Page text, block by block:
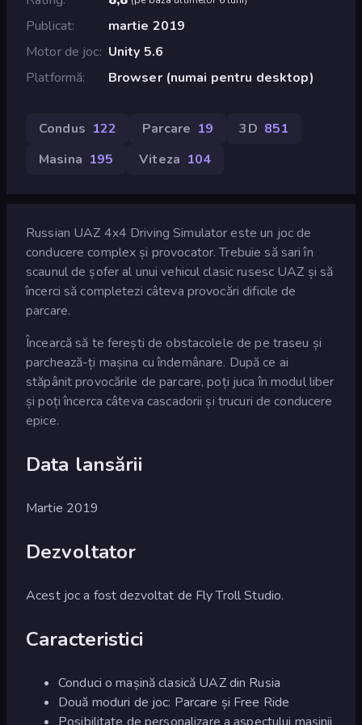
Publicat
martie 2019
Motor de joc Unity 5.6
Platformă
Browser (numai pentru desktop)
Condus 122 Parcare 19 3D 851
Masina 195 Viteza 104
Russian UAZ 4x4 Driving Simulator este un joc de
conducere complex și provocator. Trebuie să sari în
scaunul de șofer al unui vehicul clasic rusesc UAZ și să
încerci să completezi câteva provocări dificile de
parcare.
Încearcă să te ferești de obstacolele de pe traseu și
parchează-ți mașina cu îndemânare. După ce ai
stăpânit provocările de parcare, poți juca în modul liber
și poți încerca câteva cascadorii și trucuri de conducere
epice.
Data lansării
Martie 2019
Dezvoltator
Acest joc a fost dezvoltat de Fly Troll Studio.
Caracteristici
Conduci o mașină clasică UAZ din Rusia
Două moduri de joc: Parcare și Free Ride